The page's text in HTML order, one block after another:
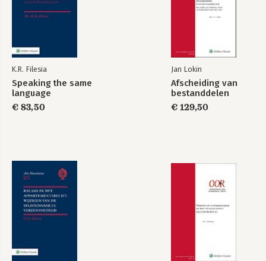
K.R. Filesia
Speaking the same
language
€ 83,50
Jan Lokin
Afscheiding van
bestanddelen
€ 129,50